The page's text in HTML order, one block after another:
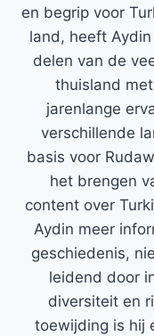
en begrip voor
land, heeft
delen van de
thuisland
jarenlange
verschillende
basis voor
het brengen
content over
Aydin meer
geschiedenis,
leidend door
diversiteit en
toewijding is hij